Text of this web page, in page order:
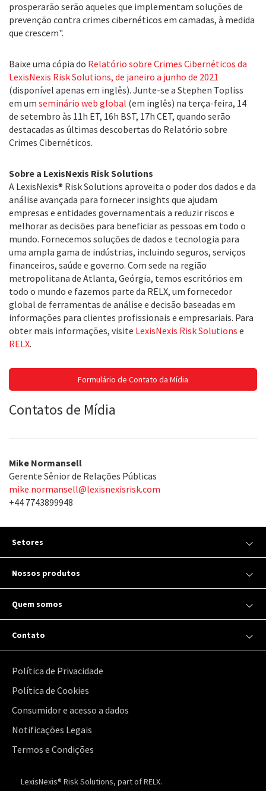
prosperarão serão aqueles que implementam soluções de
prevenção contra crimes cibernéticos em camadas, à medida
que crescem".
Baixe uma cópia do Relatório sobre Crimes Cibernéticos da
LexisNexis Risk Solutions, de janeiro a junho de 2021
(disponível apenas em inglês). Junte-se a Stephen Topliss
em um seminário web global (em inglês) na terça-feira, 14
de setembro às 11h ET, 16h BST, 17h CET, quando serão
destacadas as últimas descobertas do Relatório sobre
Crimes Cibernéticos.
Sobre a LexisNexis Risk Solutions
A LexisNexis® Risk Solutions aproveita o poder dos dados e da
análise avançada para fornecer insights que ajudam
empresas e entidades governamentais a reduzir riscos e
melhorar as decisões para beneficiar as pessoas em todo o
mundo. Fornecemos soluções de dados e tecnologia para
uma ampla gama de indústrias, incluindo seguros, serviços
financeiros, saúde e governo. Com sede na região
metropolitana de Atlanta, Geórgia, temos escritórios em
todo o mundo e fazemos parte da RELX, um fornecedor
global de ferramentas de análise e decisão baseadas em
informações para clientes profissionais e empresariais. Para
obter mais informações, visite LexisNexis Risk Solutions e
RELX.
Formulário de Contato da Mídia
Contatos de Mídia
Mike Normansell
Gerente Sênior de Relações Públicas
mike.normansell@lexisnexisrisk.com
+44 7743899948
Setores
Nossos produtos
Quem somos
Contato
Política de Privacidade
Política de Cookies
Consumidor e acesso a dados
Notificações Legais
Termos e Condições
LexisNexis® Risk Solutions, part of RELX.